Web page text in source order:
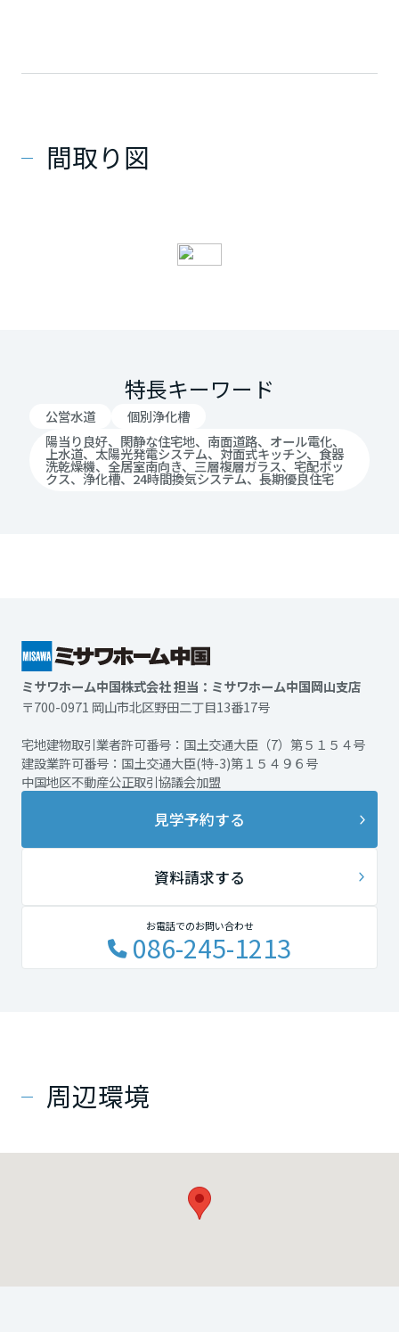
間取り図
特長キーワード
公営水道
個別浄化槽
陽当り良好、閑静な住宅地、南面道路、オール電化、
上水道、太陽光発電システム、対面式キッチン、食器
洗乾燥機、全居室南向き、三層複層ガラス、宅配ボッ
クス、浄化槽、24時間換気システム、長期優良住宅
ミサワホーム中国株式会社 担当：ミサワホーム中国岡山支店
〒700-0971 岡山市北区野田二丁目13番17号
宅地建物取引業者許可番号：国土交通大臣（7）第５１５４号
建設業許可番号：国土交通大臣(特-3)第１５４９６号
中国地区不動産公正取引協議会加盟
見学予約する
資料請求する
お電話でのお問い合わせ
086-245-1213
周辺環境